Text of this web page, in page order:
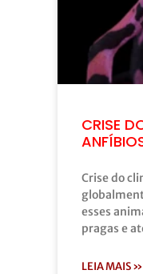
CRISE
Crise do
esses
pragas e
LEIA MAIS »